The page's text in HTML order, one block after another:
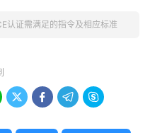
认证需满足的指令及相应标准
   